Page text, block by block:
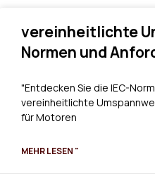
vereinheitlichte
Normen und
"Entdecken Sie die IEC-
vereinheitlichte
für Motoren
MEHR LESEN "